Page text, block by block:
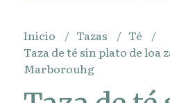
Inicio Tazas
Té
Taza de té sin plato de loa
Marborouhg